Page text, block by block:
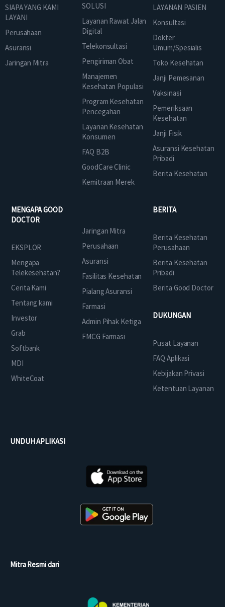
SIAPA YANG KAMI
LAYANI
Perusahaan
Asuransi
Jaringan Mitra
SOLUSI
Layanan Rawat Jalan
Digital
Telekonsultasi
Pengiriman Obat
Manajemen
Kesehatan Populasi
Program Kesehatan
Pencegahan
Layanan Kesehatan
Konsumen
FAQ B2B
GoodCare Clinic
Kemitraan Merek
LAYANAN PASIEN
Konsultasi
Dokter
Umum/Spesialis
Toko Kesehatan
Janji Pemesanan
Vaksinasi
Pemeriksaan
Kesehatan
Janji Fisik
Asuransi Kesehatan
Pribadi
Berita Kesehatan
MENGAPA GOOD
DOCTOR
EKSPLOR
Mengapa
Telekesehatan?
Cerita Kami
Tentang kami
Investor
Grab
Softbank
MDI
WhiteCoat
Jaringan Mitra
Perusahaan
Asuransi
Fasilitas Kesehatan
Pialang Asuransi
Farmasi
Admin Pihak Ketiga
FMCG Farmasi
BERITA
Berita Kesehatan
Perusahaan
Berita Kesehatan
Pribadi
Berita Good Doctor
DUKUNGAN
Pusat Layanan
FAQ Aplikasi
Kebijakan Privasi
Ketentuan Layanan
UNDUH APLIKASI
Mitra Resmi dari